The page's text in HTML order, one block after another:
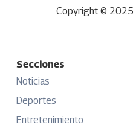
Copyright ©
Secciones
Noticias
Deportes
Entretenimiento